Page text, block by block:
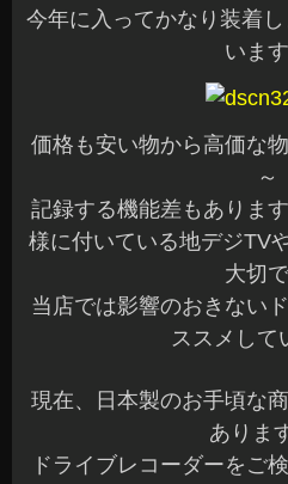
今年に入ってかなり装着
いま
価格も安い物から高価な
～
記録する機能差もありま
様に付いている地デジTV
大切
当店では影響のおきない
ススメし
現在、日本製のお手頃な
ありま
ドライブレコーダーをご